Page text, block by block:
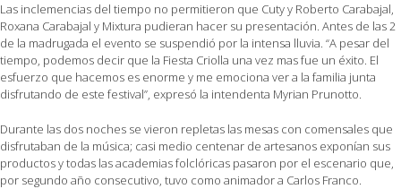
Las inclemencias del tiempo no permitieron que Cuty y Roberto Carabajal,
Roxana Carabajal y Mixtura pudieran hacer su presentación. Antes de las 2
de la madrugada el evento se suspendió por la intensa lluvia. “A pesar del
tiempo, podemos decir que la Fiesta Criolla una vez mas fue un éxito. El
esfuerzo que hacemos es enorme y me emociona ver a la familia junta
disfrutando de este festival”, expresó la intendenta Myrian Prunotto.
Durante las dos noches se vieron repletas las mesas con comensales que
disfrutaban de la música; casi medio centenar de artesanos exponían sus
productos y todas las academias folclóricas pasaron por el escenario que,
por segundo año consecutivo, tuvo como animador a Carlos Franco.